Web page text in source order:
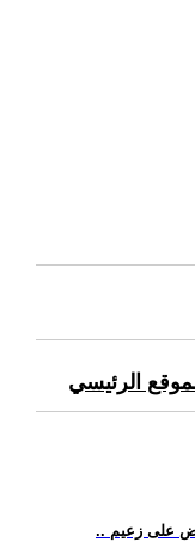
الرئيسي
على زعيم